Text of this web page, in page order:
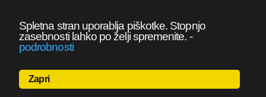
Spletna stran uporablja piškotke. Stopnjo
zasebnosti lahko po želji spremenite. -
podrobnosti
Zapri